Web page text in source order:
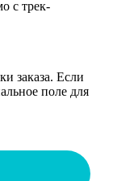
с трек-
заказа. Если
поле для